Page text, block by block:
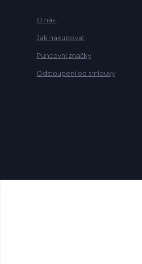
O nás
Jak nakupovat
Puncovní značky
Odstoupení od smlouvy